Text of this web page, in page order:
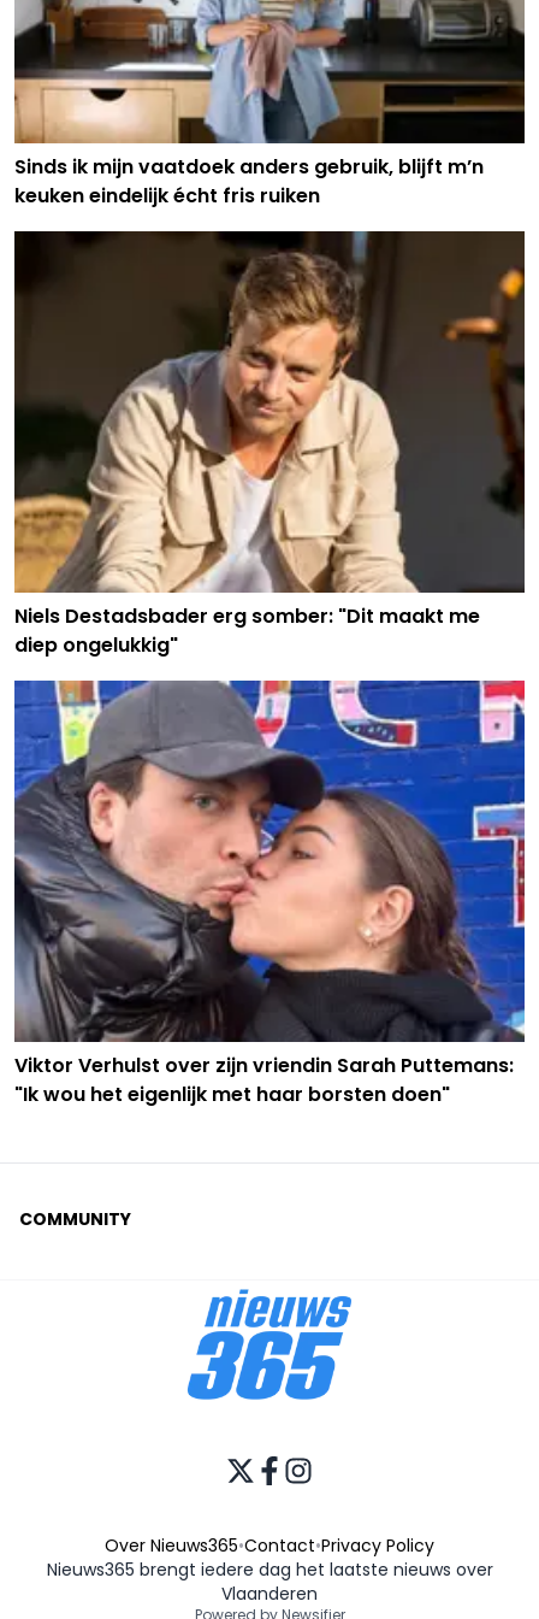
Sinds ik mijn vaatdoek anders gebruik, blijft m’n
keuken eindelijk écht fris ruiken
Niels Destadsbader erg somber: "Dit maakt me
diep ongelukkig"
Viktor Verhulst over zijn vriendin Sarah Puttemans:
"Ik wou het eigenlijk met haar borsten doen"
COMMUNITY
Over Nieuws365•Contact•Privacy Policy
Nieuws365 brengt iedere dag het laatste nieuws over
Vlaanderen
Powered by Newsifier